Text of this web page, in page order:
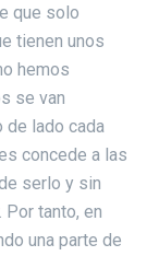
que solo
tienen unos
hemos
se van
de lado cada
concede a las
serlo y sin
tanto, en
una parte de